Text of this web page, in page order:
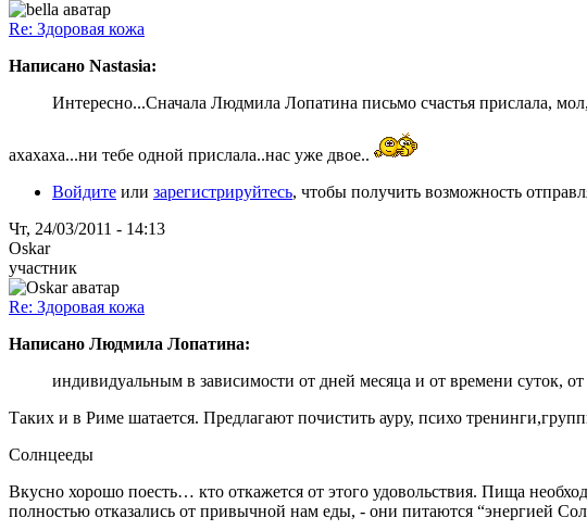
Re: Здоровая кожа
Написано Nastasia:
Интересно...Сначала Людмила Лопатина письмо счастья прислала,
ахахаха...ни тебе одной прислала..нас уже двое..
Войдите или зарегистрируйтесь, чтобы получить возможность
Чт, 24/03/2011 - 14:13
Oskar
участник
Re: Здоровая кожа
Написано Людмила Лопатина:
индивидуальным в зависимости от дней месяца и от времени суток,
Таких и в Риме шатается. Предлагают почистить ауру, психо
Солнцееды
Вкусно хорошо поесть… кто откажется от этого удовольствия. Пища
полностью отказались от привычной нам еды, - они питаются “энергией